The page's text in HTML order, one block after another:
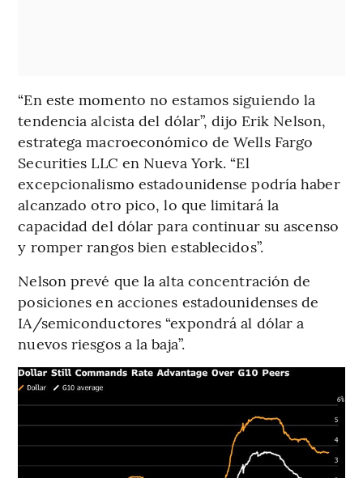
“En este momento no estamos siguiendo la
tendencia alcista del dólar”, dijo Erik Nelson,
estratega macroeconómico de Wells Fargo
Securities LLC en Nueva York. “El
excepcionalismo estadounidense podría haber
alcanzado otro pico, lo que limitará la
capacidad del dólar para continuar su ascenso
y romper rangos bien establecidos”.
Nelson prevé que la alta concentración de
posiciones en acciones estadounidenses de
IA/semiconductores “expondrá al dólar a
nuevos riesgos a la baja”.